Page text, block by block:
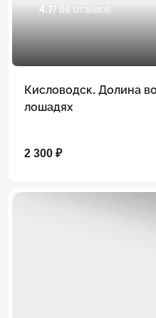
4.7/ 86 отзывов
Кисловодск. Долина
лошадях
2 300 ₽